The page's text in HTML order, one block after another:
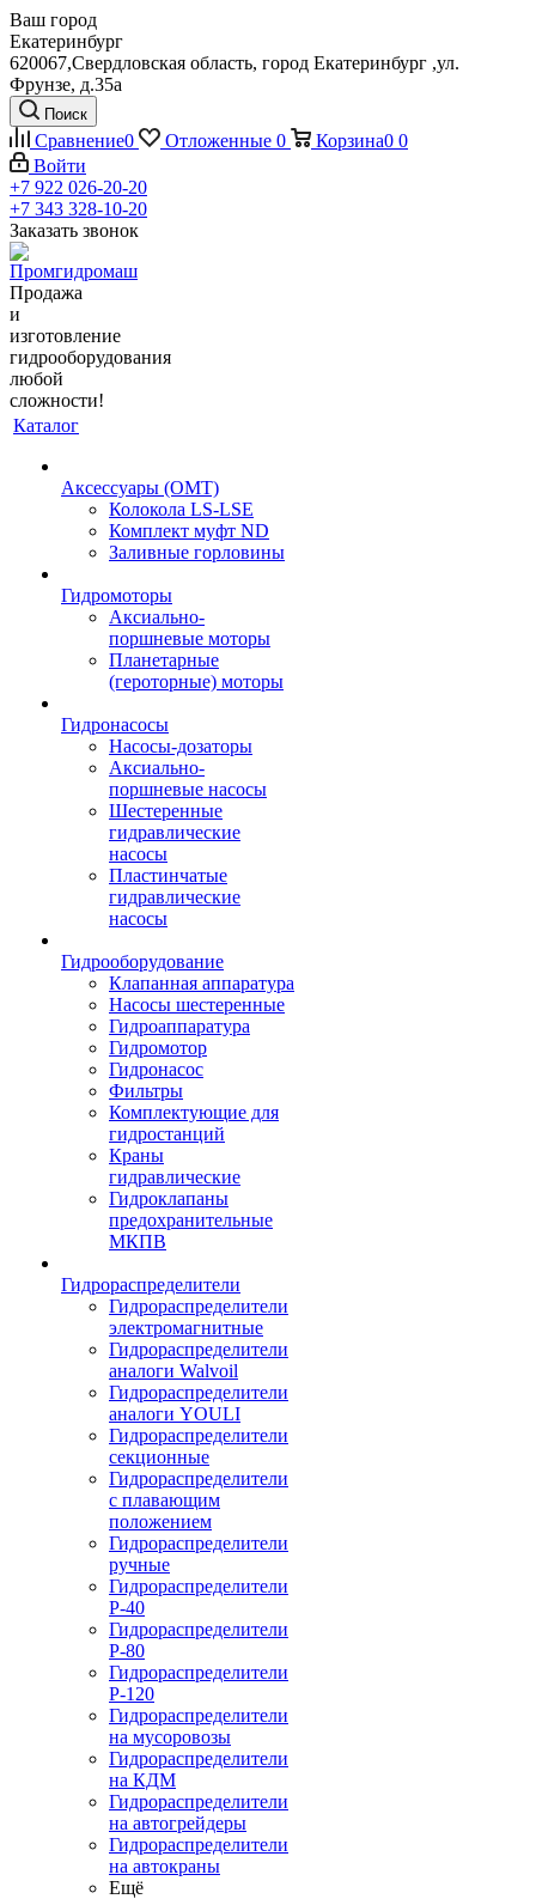
Ваш город
Екатеринбург
620067,Свердловская область, город Екатеринбург ,ул.
Фрунзе, д.35а
Поиск
Сравнение0 Отложенные 0 Корзина0 0
Войти
+7 922 026-20-20
+7 343 328-10-20
Заказать звонок
Продажа
и
изготовление
гидрооборудования
любой
сложности!
Каталог
Аксессуары (OMT)
Колокола LS-LSE
Комплект муфт ND
Заливные горловины
Гидромоторы
Аксиально-
поршневые моторы
Планетарные
(героторные) моторы
Гидронасосы
Насосы-дозаторы
Аксиально-
поршневые насосы
Шестеренные
гидравлические
насосы
Пластинчатые
гидравлические
насосы
Гидрооборудование
Клапанная аппаратура
Насосы шестеренные
Гидроаппаратура
Гидромотор
Гидронасос
Фильтры
Комплектующие для
гидростанций
Краны
гидравлические
Гидроклапаны
предохранительные
МКПВ
Гидрораспределители
Гидрораспределители
электромагнитные
Гидрораспределители
аналоги Walvoil
Гидрораспределители
аналоги YOULI
Гидрораспределители
секционные
Гидрораспределители
с плавающим
положением
Гидрораспределители
ручные
Гидрораспределители
Р-40
Гидрораспределители
Р-80
Гидрораспределители
Р-120
Гидрораспределители
на мусоровозы
Гидрораспределители
на КДМ
Гидрораспределители
на автогрейдеры
Гидрораспределители
на автокраны
Ещё